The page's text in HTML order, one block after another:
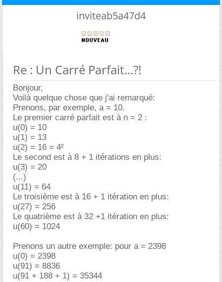
inviteab5a47d4
Re : Un Carré Parfait...?!
Bonjour,
Voilà quelque chose que j'ai remarqué:
Prenons, par exemple, a = 10.
Le premier carré parfait est à n = 2 :
u(0) = 10
u(1) = 13
u(2) = 16 = 4²
Le second est à 8 + 1 itérations en plus:
u(3) = 20
(...)
u(11) = 64
Le troisième est à 16 + 1 itération en plus:
u(27) = 256
Le quatrième est à 32 +1 itération en plus:
u(60) = 1024
Prenons un autre exemple: pour a = 2398
u(0) = 2398
u(91) = 8836
u(91 + 188 + 1) = 35344